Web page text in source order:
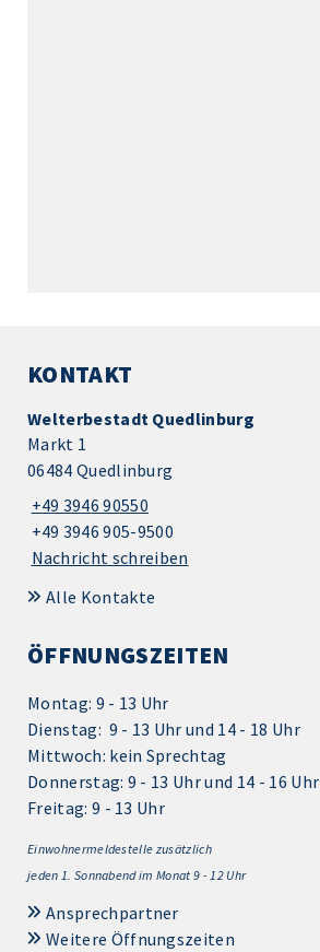
KONTAKT
Welterbestadt Quedlinburg
Markt 1
06484 Quedlinburg
+49 3946 90550
+49 3946 905-9500
Nachricht schreiben
Alle Kontakte
ÖFFNUNGSZEITEN
Montag: 9 - 13 Uhr
Dienstag: 9 - 13 Uhr und 14 - 18 Uhr
Mittwoch: kein Sprechtag
Donnerstag: 9 - 13 Uhr und 14 - 16 Uhr
Freitag: 9 - 13 Uhr
Einwohnermeldestelle zusätzlich
jeden 1. Sonnabend im Monat 9 - 12 Uhr
Ansprechpartner
Weitere Öffnungszeiten